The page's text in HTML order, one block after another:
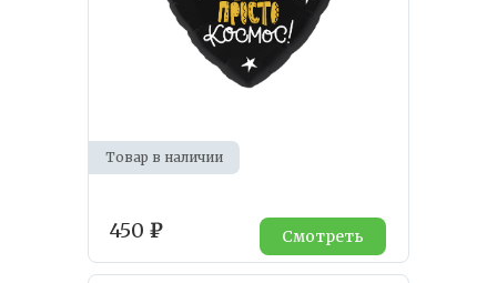
Товар в наличии
450 ₽ Смотреть